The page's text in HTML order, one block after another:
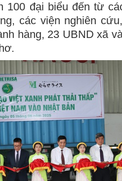
100 đại biểu đến từ
các viện nghiên
hàng, 23 UBND xã